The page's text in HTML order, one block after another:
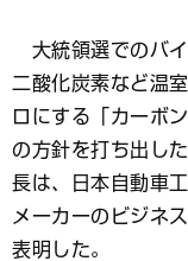
大統領選でのバイ
二酸化炭素など温
ロにする「カーボ
の方針を打ち出し
長は、日本自動車
メーカーのビジネ
表明した。